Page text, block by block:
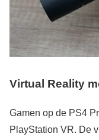
Virtual Reality
Gamen op de PS4
PlayStation VR. De